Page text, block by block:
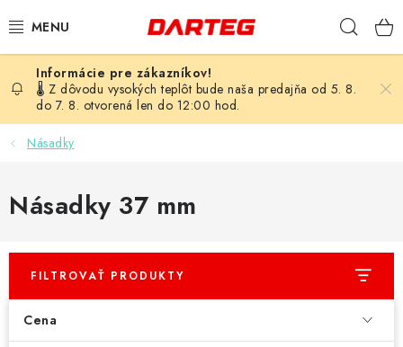
na
ŠÍPKY
TERČE
LETKY
🌡️ Z dôvodu vysokých teplôt bude naša predajňa od 5. 8.
do 7. 8. otvorená len do 12:00 hod.
Násadky
Násadky 37 mm
FILTROVAŤ PRODUKTY
Cena